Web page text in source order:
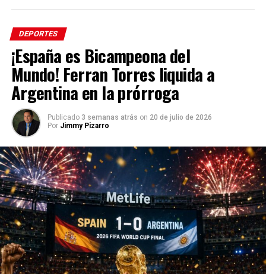
Tags: #EnfoqueNow #JimmyPizarro #FIFA #UEFA
DEPORTES
¡España es Bicampeona del
Mundo! Ferran Torres liquida a
Argentina en la prórroga
Publicado 3 semanas atrás on 20 de julio de 2026
Por Jimmy Pizarro